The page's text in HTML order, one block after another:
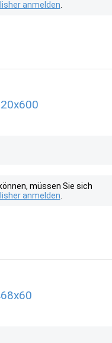
anmelden
müssen Sie sich
anmelden